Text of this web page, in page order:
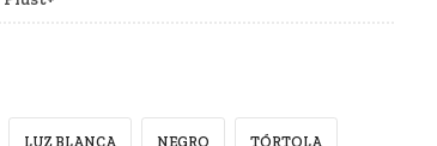
LUZ BLANCA NEGRO TÓRTOLA